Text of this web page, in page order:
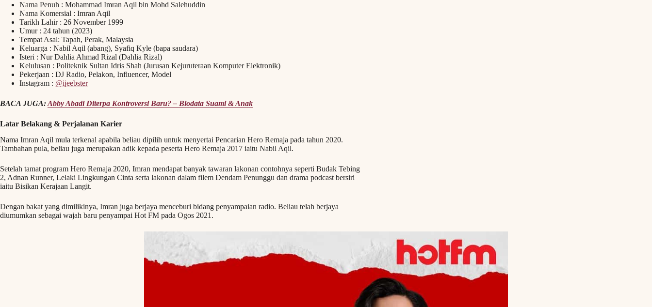
Nama Penuh : Mohammad Imran Aqil bin Mohd Salehuddin
Nama Komersial : Imran Aqil
Tarikh Lahir : 26 November 1999
Umur : 24 tahun (2023)
Tempat Asal: Tapah, Perak, Malaysia
Keluarga : Nabil Aqil (abang), Syafiq Kyle (bapa saudara)
Isteri : Nur Dahlia Ahmad Rizal (Dahlia Rizal)
Kelulusan : Politeknik Sultan Idris Shah (Jurusan Kejuruteraan Komputer Elektronik)
Pekerjaan : DJ Radio, Pelakon, Influencer, Model
Instagram : @ijeebster
BACA JUGA:Abby Abadi Diterpa Kontroversi Baru? – Biodata Suami & Anak
Latar Belakang & Perjalanan Karier
Nama Imran Aqil mula terkenal apabila beliau dipilih untuk menyertai Pencarian Hero Remaja pada tahun 2020.
Tambahan pula, beliau juga merupakan adik kepada peserta Hero Remaja 2017 iaitu Nabil Aqil.
Setelah tamat program Hero Remaja 2020, Imran mendapat banyak tawaran lakonan contohnya seperti Budak Tebing
2, Adnan Runner, Lelaki Lingkungan Cinta serta lakonan dalam filem Dendam Penunggu dan drama podcast bersiri
iaitu Bisikan Kerajaan Langit.
Dengan bakat yang dimilikinya, Imran juga berjaya menceburi bidang penyampaian radio. Beliau telah berjaya
diumumkan sebagai wajah baru penyampai Hot FM pada Ogos 2021.